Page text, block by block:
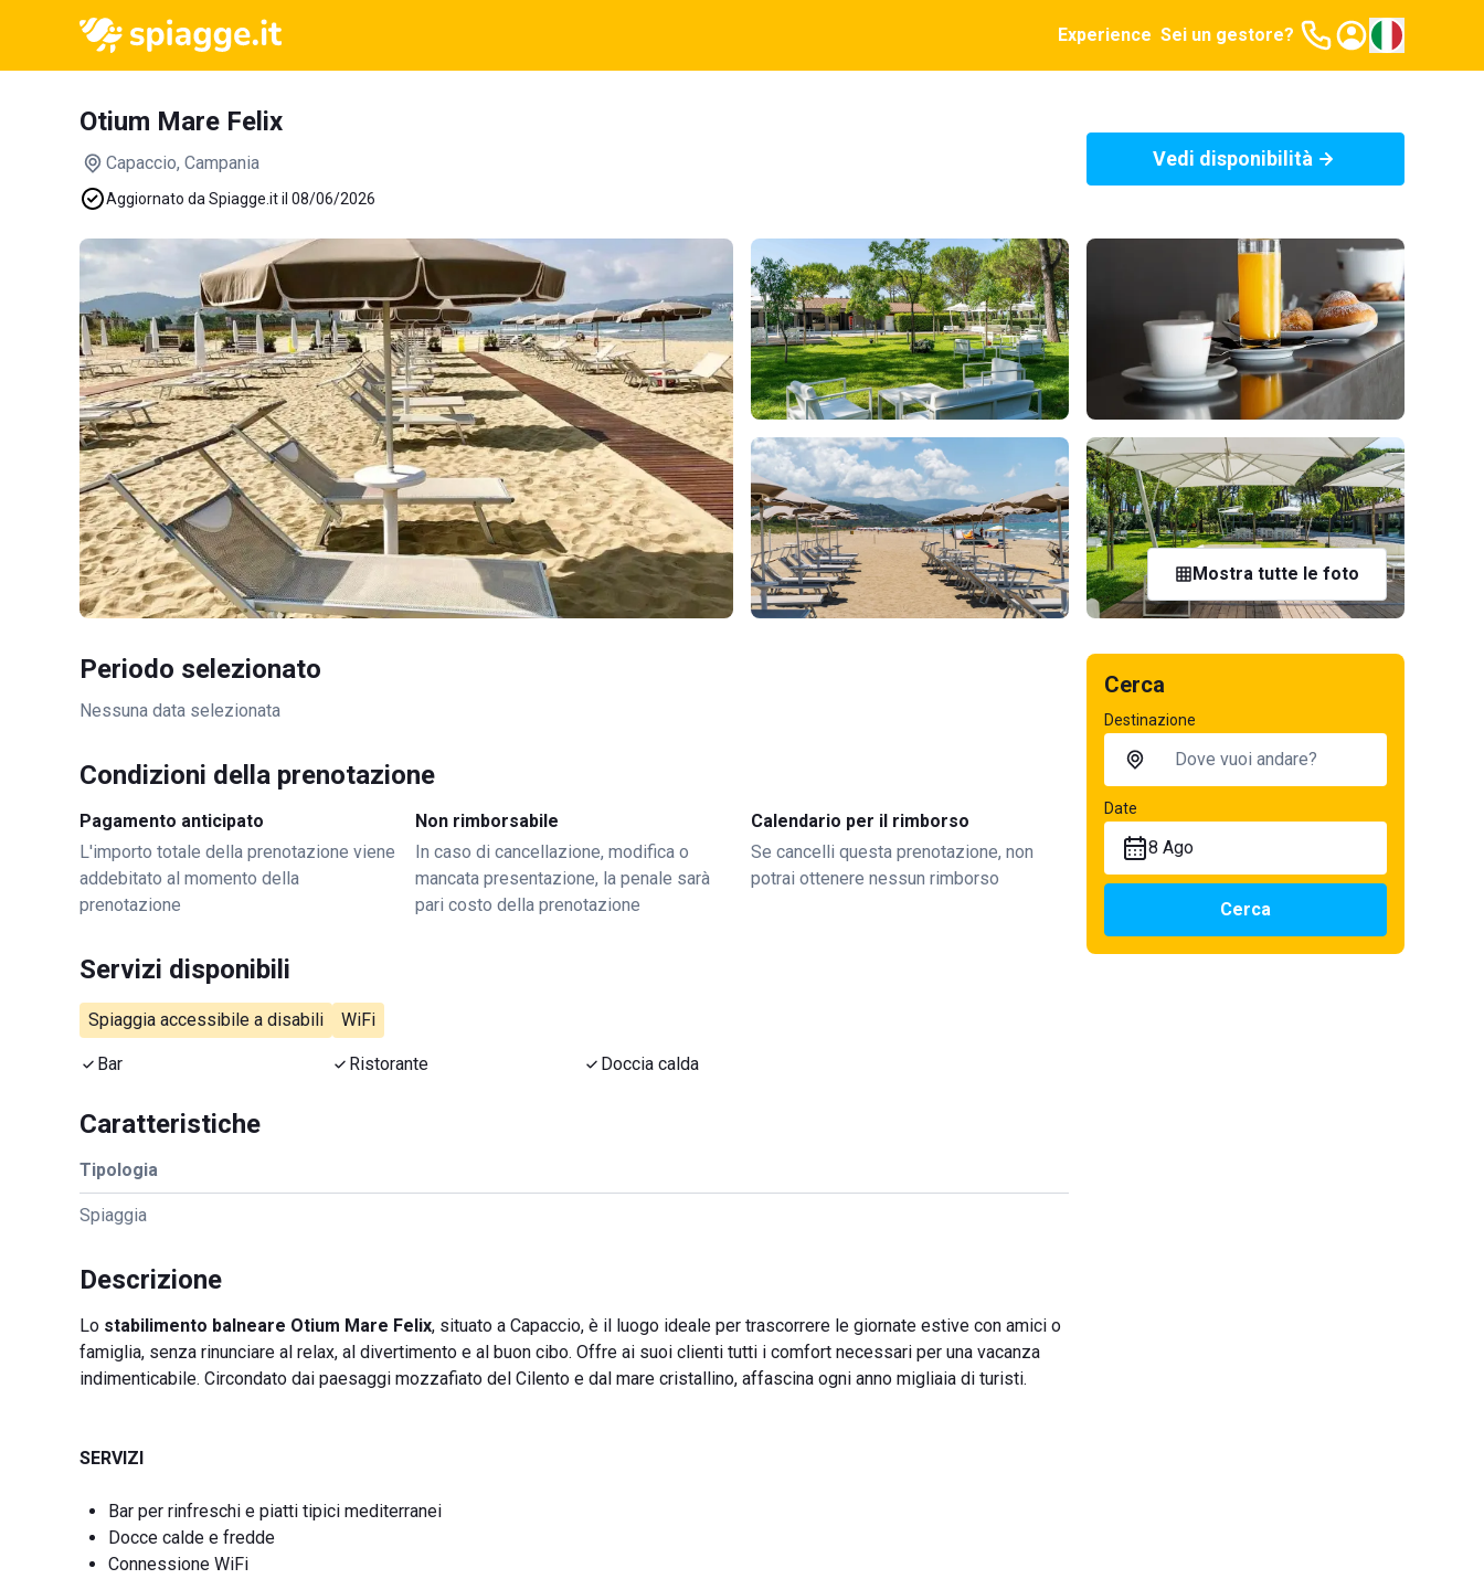
Experience Sei un gestore?
Otium Mare Felix
Capaccio, Campania
Aggiornato da Spiagge.it il 08/06/2026
Vedi disponibilità
Mostra tutte le foto
Periodo selezionato
Nessuna data selezionata
Condizioni della prenotazione
Pagamento anticipato
L'importo totale della prenotazione viene
addebitato al momento della
prenotazione
Non rimborsabile
In caso di cancellazione, modifica o
mancata presentazione, la penale sarà
pari costo della prenotazione
Calendario per il rimborso
Se cancelli questa prenotazione, non
potrai ottenere nessun rimborso
Servizi disponibili
Spiaggia accessibile a disabili WiFi
Bar Ristorante Doccia calda
Caratteristiche
Tipologia
Spiaggia
Descrizione
Lo stabilimento balneare Otium Mare Felix, situato a Capaccio, è il luogo ideale per trascorrere le giornate estive con amici o
famiglia, senza rinunciare al relax, al divertimento e al buon cibo. Offre ai suoi clienti tutti i comfort necessari per una vacanza
indimenticabile. Circondato dai paesaggi mozzafiato del Cilento e dal mare cristallino, affascina ogni anno migliaia di turisti.
SERVIZI
Bar per rinfreschi e piatti tipici mediterranei
Docce calde e fredde
Connessione WiFi
Cerca
Destinazione
Date
8 Ago
Cerca